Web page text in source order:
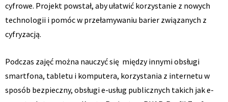
cyfrowe. Projekt powstał, aby ułatwić korzystanie z nowych
technologii i pomóc w przełamywaniu barier związanych z
cyfryzacją.
Podczas zajęć można nauczyć się między innymi obsługi
smartfona, tabletu i komputera, korzystania z internetu w
sposób bezpieczny, obsługi e-usług publicznych takich jak e-